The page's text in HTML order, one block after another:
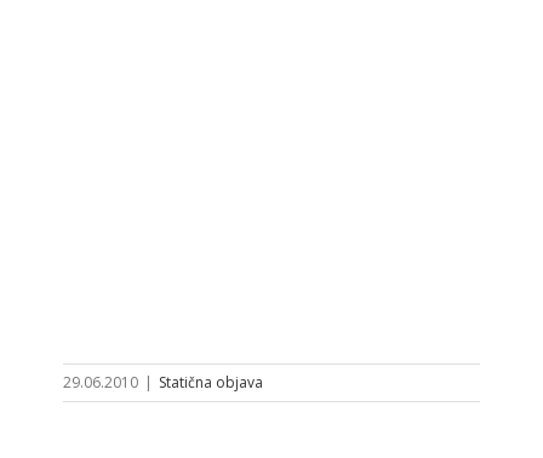
29.06.2010 | Statična objava